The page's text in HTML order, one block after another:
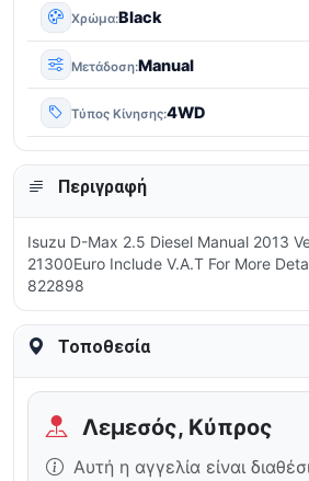
Χρώμα Black
Μετάδοση Manual
Τύπος Κίνησης 4WD
Περιγραφή
Isuzu D-Max 2.5 Diesel Manual 2013
21300Euro Include V.A.T For More
822898
Τοποθεσία
Λεμεσός, Κύπρος
Αυτή η αγγελία είναι